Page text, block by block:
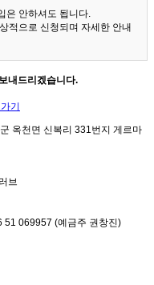
은 안하셔도 됩니다.
적으로 신청되며 자세한 안내
내드리겠습니다.
기
옥천면 신복리 331번지 게르마
브
069957 (예금주 권창진)